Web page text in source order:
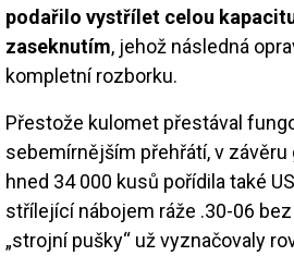
podařilo vystřílet celou
zaseknutím, jehož následná
kompletní rozborku.
Přestože kulomet přestával
sebemírnějším přehřátí, v
hned 34 000 kusů pořídila také
střílející nábojem ráže .30-06
„strojní pušky“ už vyznačovaly